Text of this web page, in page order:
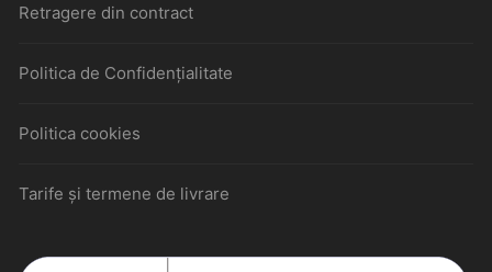
Retragere din contract
Politica de Confidențialitate
Politica cookies
Tarife și termene de livrare